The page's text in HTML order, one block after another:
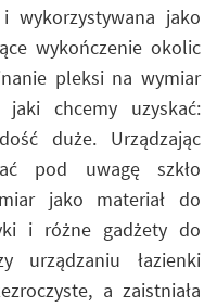
wykorzystywana jako
wykończenie okolic
pleksi na wymiar
chcemy uzyskać:
duże. Urządzając
pod uwagę szkło
jako materiał do
i różne gadżety do
urządzaniu łazienki
a zaistniała